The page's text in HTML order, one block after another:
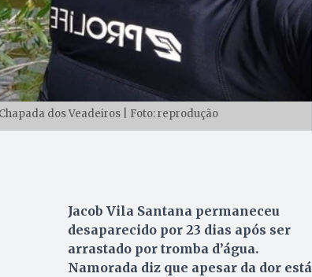
dos Veadeiros | Foto: reprodução
Jacob Vila Santana permaneceu
desaparecido por 23 dias após ser
arrastado por tromba d’água.
Namorada diz que apesar da dor está